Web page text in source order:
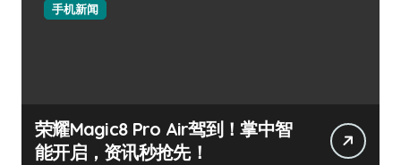
手机新闻
荣耀Magic8 Pro Air驾到！掌中智
能开启，资讯秒抢先！